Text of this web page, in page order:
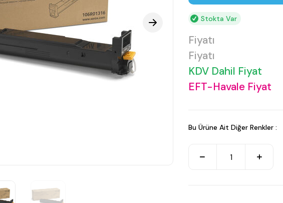
Stokta Var
Fiyatı
Fiyatı
KDV Dahil Fiyat
EFT-Havale Fiyat
Bu Ürüne Ait Diğer Renkler :